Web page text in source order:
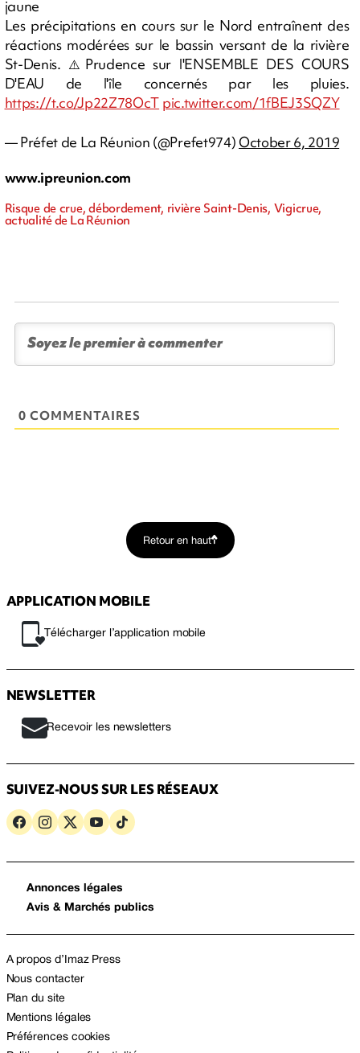
jaune
Les précipitations en cours sur le Nord entraînent des
réactions modérées sur le bassin versant de la rivière
St-Denis. ⚠️Prudence sur l'ENSEMBLE DES COURS
D'EAU de l'île concernés par les pluies.
https://t.co/Jp22Z78OcT pic.twitter.com/1fBEJ3SQZY
— Préfet de La Réunion (@Prefet974)October 6, 2019
www.ipreunion.com
Risque de crue, débordement, rivière Saint-Denis, Vigicrue,
actualité de La Réunion
0 COMMENTAIRES
Retour en haut
APPLICATION MOBILE
Télécharger l’application mobile
NEWSLETTER
Recevoir les newsletters
SUIVEZ-NOUS SUR LES RÉSEAUX
Annonces légales
Avis & Marchés publics
A propos d’Imaz Press
Nous contacter
Plan du site
Mentions légales
Préférences cookies